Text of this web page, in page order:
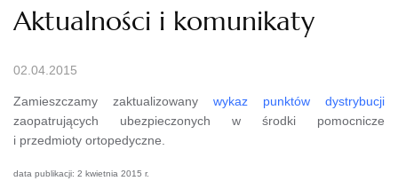
Aktualności i komunikaty
02.04.2015
Zamieszczamy zaktualizowany wykaz punktów dystrybucji
zaopatrujących ubezpieczonych w środki pomocnicze
i przedmioty ortopedyczne.
data publikacji: 2 kwietnia 2015 r.